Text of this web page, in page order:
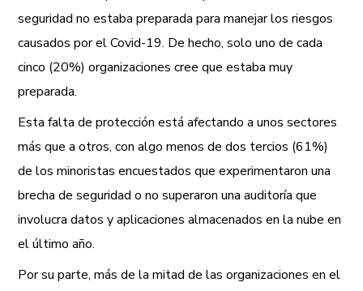
seguridad no estaba preparada para manejar los riesgos
causados por el Covid-19. De hecho, solo uno de cada
cinco (20%) organizaciones cree que estaba muy
preparada.
Esta falta de protección está afectando a unos sectores
más que a otros, con algo menos de dos tercios (61%)
de los minoristas encuestados que experimentaron una
brecha de seguridad o no superaron una auditoría que
involucra datos y aplicaciones almacenados en la nube en
el último año.
Por su parte, más de la mitad de las organizaciones en el